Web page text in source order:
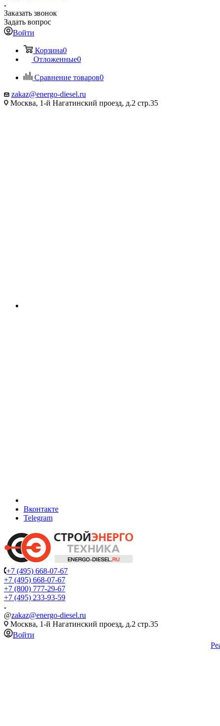
Заказать звонок
Задать вопрос
Войти
Корзина0
Отложенные0
Сравнение товаров0
zakaz@energo-diesel.ru
Москва, 1-й Нагатинский проезд, д.2 стр.35
Вконтакте
Telegram
+7 (495) 668-07-67
+7 (495) 668-07-67
+7 (800) 777-29-67
+7 (495) 233-93-59
@zakaz@energo-diesel.ru
Москва, 1-й Нагатинский проезд, д.2 стр.35
Войти